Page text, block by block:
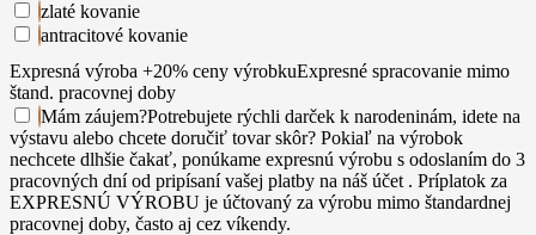
zlaté kovanie
antracitové kovanie
Expresná výroba +20% ceny výrobkuExpresné spracovanie mimo
štand. pracovnej doby
Mám záujem?Potrebujete rýchli darček k narodeninám, idete na
výstavu alebo chcete doručiť tovar skôr? Pokiaľ na výrobok
nechcete dlhšie čakať, ponúkame expresnú výrobu s odoslaním do 3
pracovných dní od pripísaní vašej platby na náš účet . Príplatok za
EXPRESNÚ VÝROBU je účtovaný za výrobu mimo štandardnej
pracovnej doby, často aj cez víkendy.